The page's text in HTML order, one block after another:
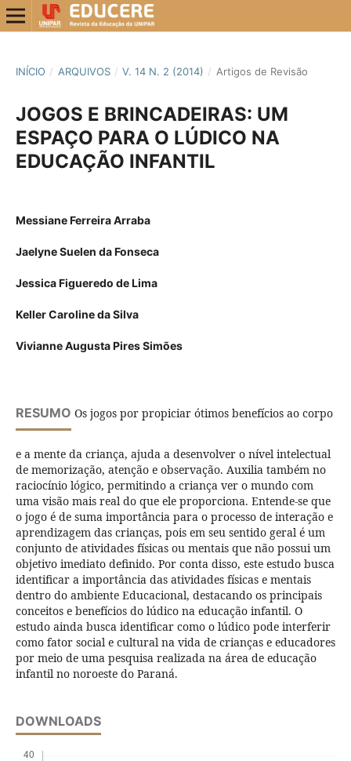
INÍCIO / ARQUIVOS / V. 14 N. 2 (2014) / Artigos de Revisão
JOGOS E BRINCADEIRAS: UM
ESPAÇO PARA O LÚDICO NA
EDUCAÇÃO INFANTIL
Messiane Ferreira Arraba
Jaelyne Suelen da Fonseca
Jessica Figueredo de Lima
Keller Caroline da Silva
Vivianne Augusta Pires Simões
RESUMO Os jogos por propiciar ótimos benefícios ao corpo
e a mente da criança, ajuda a desenvolver o nível intelectual
de memorização, atenção e observação. Auxilia também no
raciocínio lógico, permitindo a criança ver o mundo com
uma visão mais real do que ele proporciona. Entende-se que
o jogo é de suma importância para o processo de interação e
aprendizagem das crianças, pois em seu sentido geral é um
conjunto de atividades físicas ou mentais que não possui um
objetivo imediato definido. Por conta disso, este estudo busca
identificar a importância das atividades físicas e mentais
dentro do ambiente Educacional, destacando os principais
conceitos e benefícios do lúdico na educação infantil. O
estudo ainda busca identificar como o lúdico pode interferir
como fator social e cultural na vida de crianças e educadores
por meio de uma pesquisa realizada na área de educação
infantil no noroeste do Paraná.
DOWNLOADS